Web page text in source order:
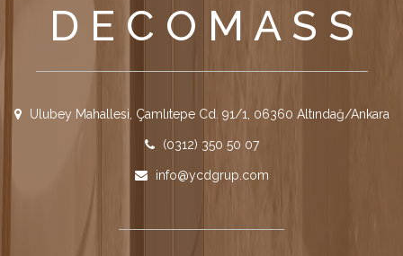
D E C O M A S S
Ulubey Mahallesi, Çamlıtepe Cd. 91/1, 06360 Altındağ/Ankara
(0312) 350 50 07
info@ycdgrup.com